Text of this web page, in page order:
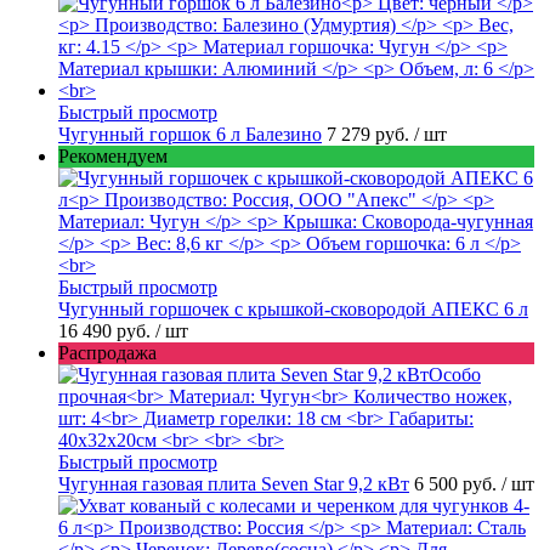
Быстрый просмотр
Чугунный горшок 6 л Балезино 7 279 руб. / шт
Рекомендуем
Быстрый просмотр
Чугунный горшочек с крышкой-сковородой АПЕКС 6 л
16 490 руб. / шт
Распродажа
Быстрый просмотр
Чугунная газовая плита Seven Star 9,2 кВт 6 500 руб. / шт